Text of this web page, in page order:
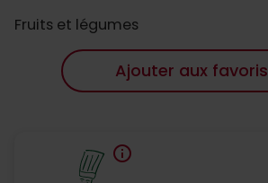
Fruits et légumes
Ajouter aux favoris
info